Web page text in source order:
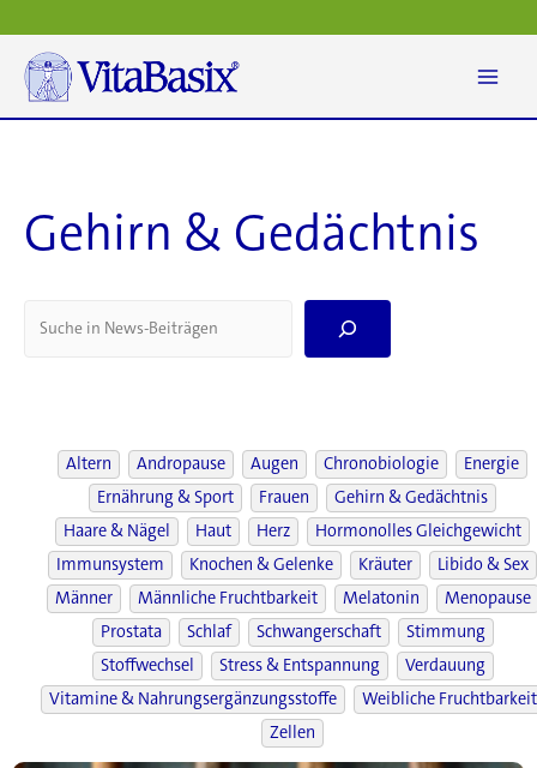
Inhalt
springen
Gehirn & Gedächtnis
Altern
Andropause Augen Chronobiologie
Energie
Ernährung & Sport
Frauen
Gehirn & Gedächtnis
Haare & Nägel
Haut Herz
Hormonolles Gleichgewicht
Immunsystem
Knochen & Gelenke Kräuter
Libido & Sex
Männer
Männliche Fruchtbarkeit Melatonin
Menopause
Prostata
Schlaf Schwangerschaft
Stimmung
Stoffwechsel
Stress & Entspannung
Verdauung
Vitamine & Nahrungsergänzungsstoffe
Weibliche Fruchtbarkeit
Zellen